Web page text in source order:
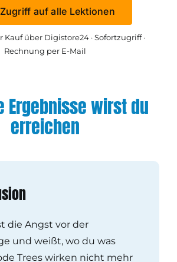
auf alle Lektionen
Kauf über Digistore24 · Sofortzugriff ·
Rechnung per E-Mail
Ergebnisse wirst du
erreichen
die Angst vor der
und weißt, wo du was
Trees wirken nicht mehr